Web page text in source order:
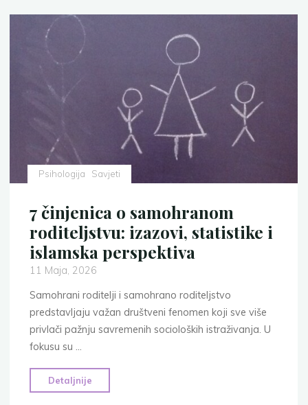
Psihologija Savjeti
7 činjenica o samohranom
roditeljstvu: izazovi, statistike i
islamska perspektiva
11 Maja, 2026
Samohrani roditelji i samohrano roditeljstvo
predstavljaju važan društveni fenomen koji sve više
privlači pažnju savremenih socioloških istraživanja. U
fokusu su …
Detaljnije
činjenica